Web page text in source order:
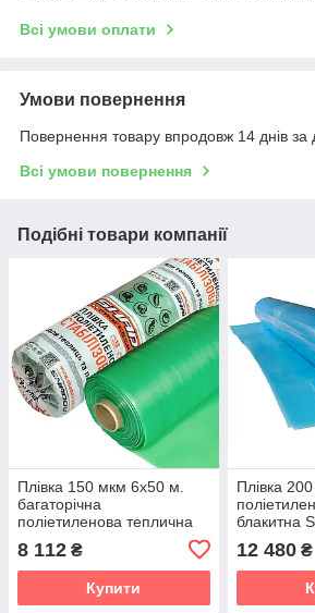
Всі умови оплати
Умови повернення
Повернення товару впродовж 14 днів за
Всі умови повернення
Подібні товари компанії
Плівка 150 мкм 6х50 м.
багаторічна
поліетиленова теплична
8 112 ₴
Купити
Плівка
блакитна
12 480₴